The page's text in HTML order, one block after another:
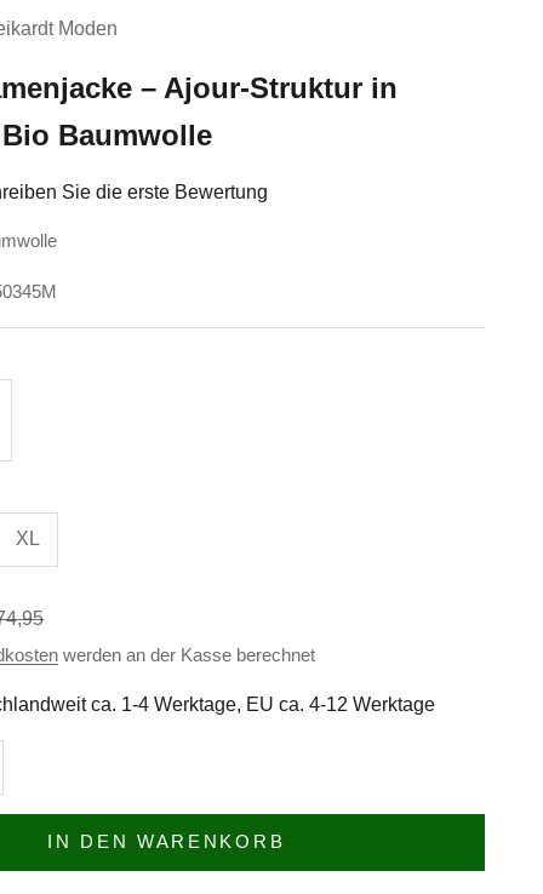
Moden
– Ajour-Struktur in
Baumwolle
Sie die erste Bewertung
XL
Preis
werden an der Kasse berechnet
ca. 1-4 Werktage, EU ca. 4-12 Werktage
IN DEN WARENKORB